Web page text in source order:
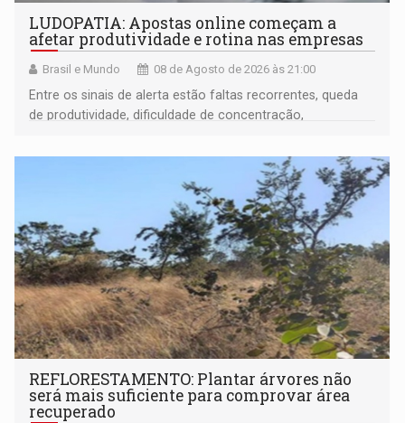
LUDOPATIA: Apostas online começam a
afetar produtividade e rotina nas empresas
Brasil e Mundo 08 de Agosto de 2026 às 21:00
Entre os sinais de alerta estão faltas recorrentes, queda
de produtividade, dificuldade de concentração,
REFLORESTAMENTO: Plantar árvores não
será mais suficiente para comprovar área
recuperado